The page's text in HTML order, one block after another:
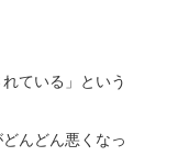
ている」という
んどん悪くなっ